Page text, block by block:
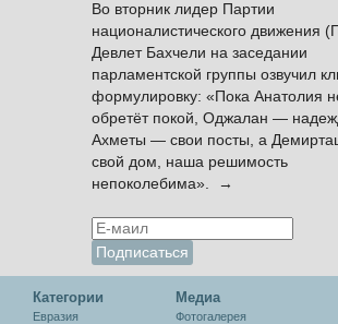
Во вторник лидер Партии
националистического движения
Девлет Бахчели на заседании
парламентской группы озвучил
формулировку: «Пока Анатолия
обретёт покой, Оджалан —
Ахметы — свои посты, а
свой дом, наша решимость
непоколебима». →
Категории
Евразия
Медиа
Фотогалерея